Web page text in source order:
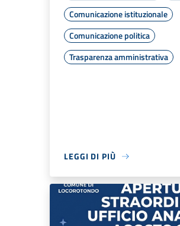
Comunicazione istituzionale
Comunicazione politica
Trasparenza amministrativa
LEGGI DI PIÙ